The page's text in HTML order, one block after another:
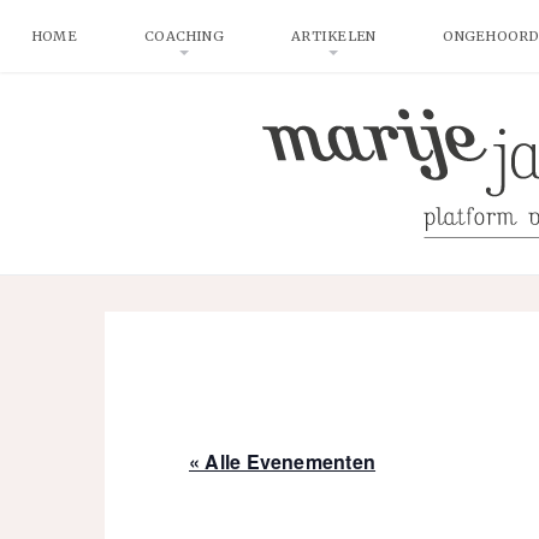
HOME COACHING ARTIKELEN
« Alle Evenementen